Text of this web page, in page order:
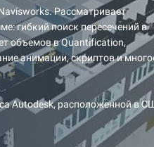
Рассматривает
гибкий поиск пересечений в
объемов в Quantification,
анимации, скриптов и
Autodesk, расположенной в